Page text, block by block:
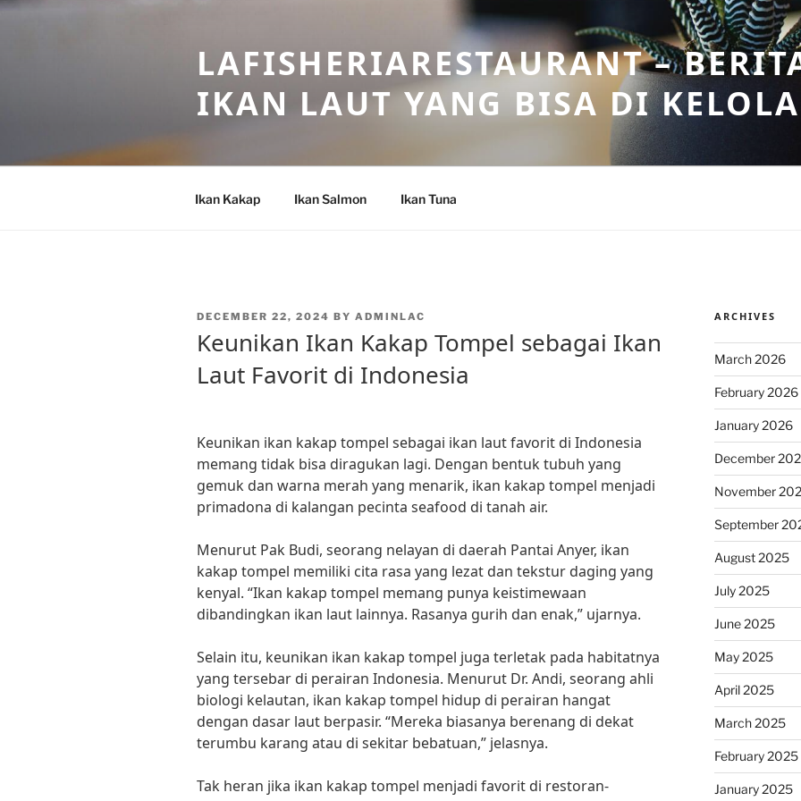
Skip
LAFISHERIARESTAURANT –
IKAN LAUT YANG BISA DI
Ikan Kakap Ikan Salmon Ikan Tuna
POSTED
DECEMBER 22, 2024 BY ADMINLAC
Keunikan Ikan Kakap Tompel sebagai Ikan
Laut Favorit di Indonesia
Keunikan ikan kakap tompel sebagai ikan laut favorit di Indonesia
memang tidak bisa diragukan lagi. Dengan bentuk tubuh yang
gemuk dan warna merah yang menarik, ikan kakap tompel menjadi
primadona di kalangan pecinta seafood di tanah air.
Menurut Pak Budi, seorang nelayan di daerah Pantai Anyer, ikan
kakap tompel memiliki cita rasa yang lezat dan tekstur daging yang
kenyal. “Ikan kakap tompel memang punya keistimewaan
dibandingkan ikan laut lainnya. Rasanya gurih dan enak,” ujarnya.
Selain itu, keunikan ikan kakap tompel juga terletak pada habitatnya
yang tersebar di perairan Indonesia. Menurut Dr. Andi, seorang ahli
biologi kelautan, ikan kakap tompel hidup di perairan hangat
dengan dasar laut berpasir. “Mereka biasanya berenang di dekat
terumbu karang atau di sekitar bebatuan,” jelasnya.
Tak heran jika ikan kakap tompel menjadi favorit di restoran-
ARCHIVES
March 2026
February 2026
January 2026
December
November
September
August 2025
July 2025
June 2025
May 2025
April 2025
March 2025
February 2025
January 2025